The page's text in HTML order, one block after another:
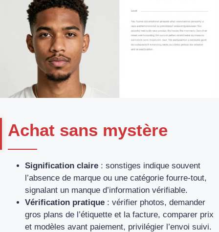
Achat sans mystère
Signification claire : sonstiges indique souvent
l’absence de marque ou une catégorie fourre‑tout,
signalant un manque d’information vérifiable.
Vérification pratique : vérifier photos, demander
gros plans de l’étiquette et la facture, comparer prix
et modèles avant paiement, privilégier l’envoi suivi.